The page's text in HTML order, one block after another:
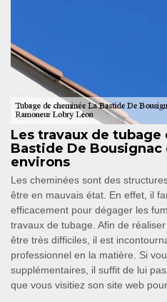
Les travaux de tubage
Bastide De Bousignac
environs
Les cheminées sont des
être en mauvais état. En effet, il
efficacement pour dégager les
travaux de tubage. Afin de
être très difficiles, il est
professionnel en la matière. Si
supplémentaires, il suffit de lui
que vous visitiez son site web